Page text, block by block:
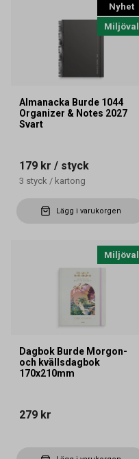
Nyhet
Miljöval
Almanacka Burde 1044
Organizer & Notes 2027
Svart
179 kr / styck
3 styck / kartong
Lägg i varukorgen
Miljöval
Dagbok Burde Morgon-
och kvällsdagbok
170x210mm
279 kr